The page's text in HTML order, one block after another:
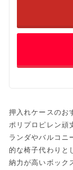
押入れケースのお
ポリプロピレン
ランダやバルコニ
的な椅子代わりと
納力が高いボック